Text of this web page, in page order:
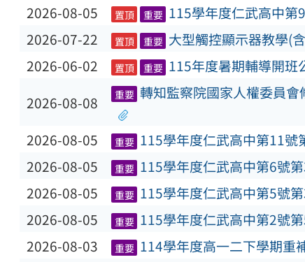
2026-08-05 置頂 重要 115學年度仁武高中第
2026-07-22 置頂 重要 大型觸控顯示器教學(
2026-06-02 置頂 重要 115年度暑期輔導開班
2026-08-08 重要 轉知監察院國家人權委員
2026-08-05 重要 115學年度仁武高中第11號
2026-08-05 重要 115學年度仁武高中第6號
2026-08-05 重要 115學年度仁武高中第5號
2026-08-05 重要 115學年度仁武高中第2號
2026-08-03 重要 114學年度高一二下學期重